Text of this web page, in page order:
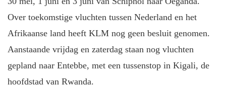
Over toekomstige vluchten tussen Nederland en het
Afrikaanse land heeft KLM nog geen besluit genomen.
Aanstaande vrijdag en zaterdag staan nog vluchten
gepland naar Entebbe, met een tussenstop in Kigali, de
hoofdstad van Rwanda.